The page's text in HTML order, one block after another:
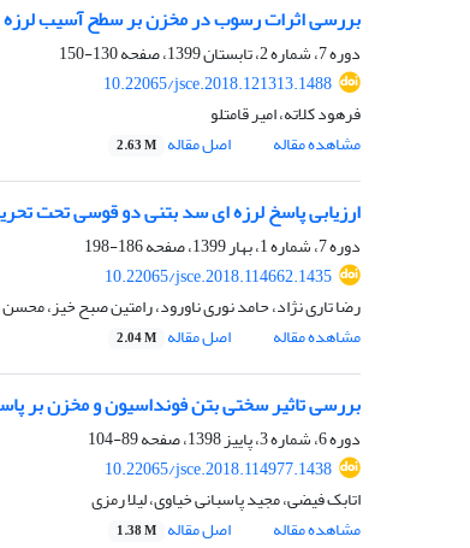
بررسی اثرات رسوب در مخزن بر سطح آسیب
دوره 7، شماره 2، تابستان 1399، صفحه
130-150
10.22065/jsce.2018.121313.1488
فرهود کلاته، امیر قامتلو
مشاهده مقاله
اصل مقاله 2.63 M
ارزیابی پاسخ لرزه ای سد بتنی دو قوسی تحت
دوره 7، شماره 1، بهار 1399، صفحه
186-198
10.22065/jsce.2018.114662.1435
رضا تاری نژاد، حامد نوری ناورود، رامتین صبح خیز،
مشاهده مقاله
اصل مقاله 2.04 M
بررسی تاثیر سختی بتن فونداسیون و مخزن بر
دوره 6، شماره 3، پاییز 1398، صفحه
89-104
10.22065/jsce.2018.114977.1438
اتابک فیضی، مجید پاسبانی خیاوی، لیلا رمزی
مشاهده مقاله
اصل مقاله 1.38 M